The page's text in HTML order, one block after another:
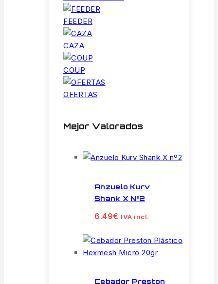
FEEDER
CAZA
COUP
OFERTAS
Mejor Valorados
Anzuelo Kurv
Shank X Nº2
6.49€ IVA incl.
Cebador Preston